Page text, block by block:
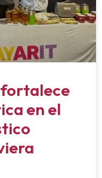
fortalece
en el